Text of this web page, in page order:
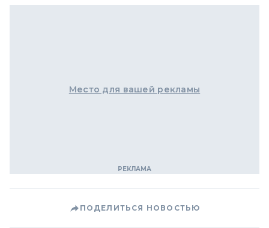
Место для вашей рекламы
ПОДЕЛИТЬСЯ НОВОСТЬЮ